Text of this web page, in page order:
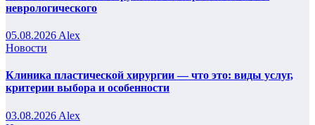
неврологического
05.08.2026 Alex
Новости
Клиника пластической хирургии — что это: виды услуг,
критерии выбора и особенности
03.08.2026 Alex